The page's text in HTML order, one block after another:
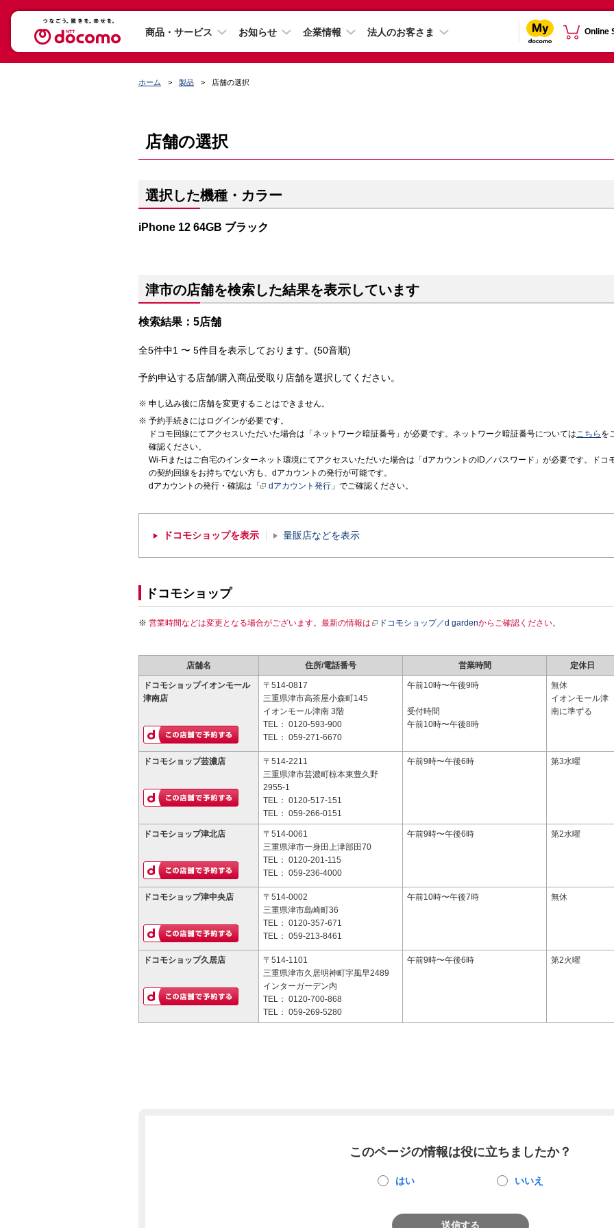
商品・サービス お知らせ 企業情報 法人のお客さま Online
ホーム 製品 店舗の選択
店舗の選択
選択した機種・カラー
iPhone 12 64GB ブラック
津市の店舗を検索した結果を表示しています
検索結果：5店舗
全5件中1 〜 5件目を表示しております。(50音順)
予約申込する店舗/購入商品受取り店舗を選択してください。
申し込み後に店舗を変更することはできません。
予約手続きにはログインが必要です。
ドコモ回線にてアクセスいただいた場合は「ネットワーク暗証番号」が必要です。ネットワーク暗証番号についてはこちら を
確認ください。
Wi-Fiまたはご自宅のインターネット環境にてアクセスいただいた場合は「dアカウントのID／パスワード」が必要です。ドコ
の契約回線をお持ちでない方も、dアカウントの発行が可能です。
dアカウントの発行・確認は「
dアカウント発行 」でご確認ください。
ドコモショップを表示 量販店などを表示
ドコモショップ
営業時間などは変更となる場合がございます。最新の情報は ドコモショップ／d gardenからご確認ください。
店舗名 住所/電話番号 営業時間 定休日
ドコモショップイオンモール
津南店
〒514-0817
三重県津市高茶屋小森町145
イオンモール津南 3階
TEL： 0120-593-900
TEL： 059-271-6670
午前10時〜午後9時
受付時間
午前10時〜午後8時
無休
イオンモール津
南に準ずる
ドコモショップ芸濃店
〒514-2211
三重県津市芸濃町椋本東豊久野
2955-1
TEL： 0120-517-151
TEL： 059-266-0151
午前9時〜午後6時 第3水曜
ドコモショップ津北店
〒514-0061
三重県津市一身田上津部田70
TEL： 0120-201-115
TEL： 059-236-4000
午前9時〜午後6時 第2水曜
ドコモショップ津中央店
〒514-0002
三重県津市島崎町36
TEL： 0120-357-671
TEL： 059-213-8461
午前10時〜午後7時 無休
ドコモショップ久居店
〒514-1101
三重県津市久居明神町字風早2489
インターガーデン内
TEL： 0120-700-868
TEL： 059-269-5280
午前9時〜午後6時 第2火曜
このページの情報は役に立ちましたか？
はい いいえ
送信する